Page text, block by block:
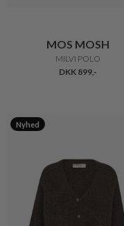
MOS MOSH
MILVI POLO
DKK 899,-
Nyhed